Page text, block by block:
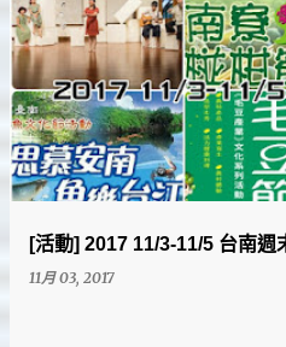
[活動] 2017 11/3-11/5 台南週
11月 03, 2017